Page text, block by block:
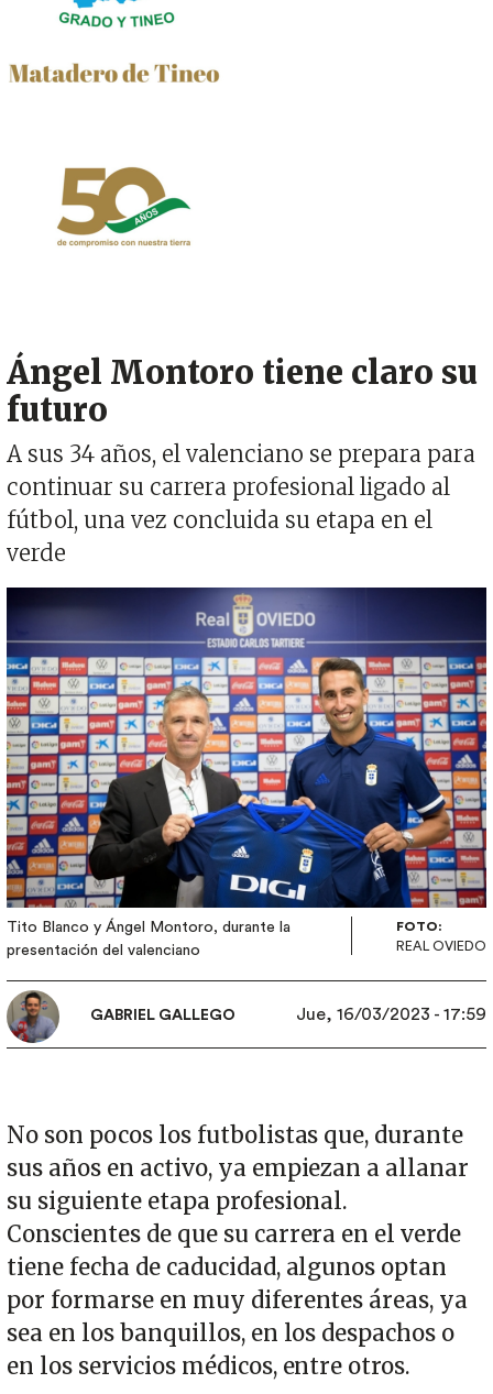
Ángel Montoro tiene claro su
futuro
A sus 34 años, el valenciano se prepara para
continuar su carrera profesional ligado al
fútbol, una vez concluida su etapa en el
verde
Tito Blanco y Ángel Montoro, durante la
presentación del valenciano
FOTO:
REAL OVIEDO
GABRIEL GALLEGO Jue, 16/03/2023 - 17:59
No son pocos los futbolistas que, durante
sus años en activo, ya empiezan a allanar
su siguiente etapa profesional.
Conscientes de que su carrera en el verde
tiene fecha de caducidad, algunos optan
por formarse en muy diferentes áreas, ya
sea en los banquillos, en los despachos o
en los servicios médicos, entre otros.